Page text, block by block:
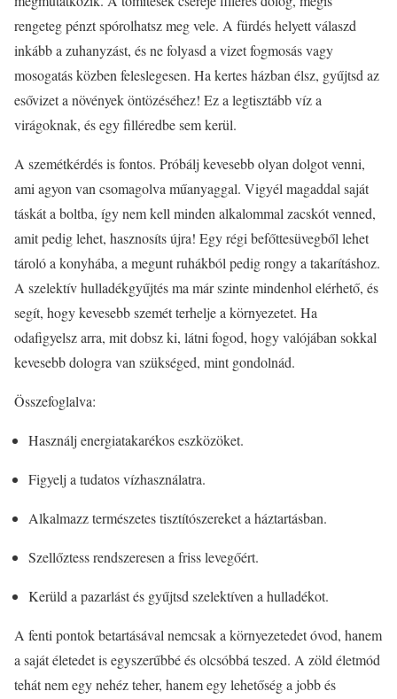
rengeteg pénzt spórolhatsz meg vele. A fürdés helyett válaszd
inkább a zuhanyzást, és ne folyasd a vizet fogmosás vagy
mosogatás közben feleslegesen. Ha kertes házban élsz, gyűjtsd az
esővizet a növények öntözéséhez! Ez a legtisztább víz a
virágoknak, és egy filléredbe sem kerül.
A szemétkérdés is fontos. Próbálj kevesebb olyan dolgot venni,
ami agyon van csomagolva műanyaggal. Vigyél magaddal saját
táskát a boltba, így nem kell minden alkalommal zacskót venned,
amit pedig lehet, hasznosíts újra! Egy régi befőttesüvegből lehet
tároló a konyhába, a megunt ruhákból pedig rongy a takarításhoz.
A szelektív hulladékgyűjtés ma már szinte mindenhol elérhető, és
segít, hogy kevesebb szemét terhelje a környezetet. Ha
odafigyelsz arra, mit dobsz ki, látni fogod, hogy valójában sokkal
kevesebb dologra van szükséged, mint gondolnád.
Összefoglalva:
Használj energiatakarékos eszközöket.
Figyelj a tudatos vízhasználatra.
Alkalmazz természetes tisztítószereket a háztartásban.
Szellőztess rendszeresen a friss levegőért.
Kerüld a pazarlást és gyűjtsd szelektíven a hulladékot.
A fenti pontok betartásával nemcsak a környezetedet óvod, hanem
a saját életedet is egyszerűbbé és olcsóbbá teszed. A zöld életmód
tehát nem egy nehéz teher, hanem egy lehetőség a jobb és